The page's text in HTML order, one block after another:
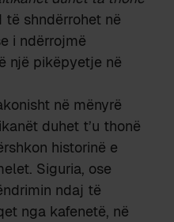
të shndërrohet në
i ndërrojmë
një pikëpyetje në
në mënyrë
duhet t’u thonë
historinë e
Siguria, ose
ndaj të
nga kafenetë, në